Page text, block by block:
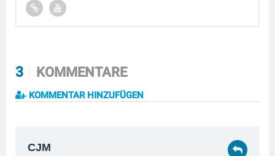
3 KOMMENTARE
KOMMENTAR HINZUFÜGEN
CJM